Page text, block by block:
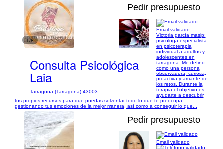
1/8
Pedir presupuesto
Consulta Psicológica
Laia
Tarragona (Tarragona) 43003
Email validado
Victoria garcía masip:
psicóloga especialista
en psicoterapia
individual a adultos y
adolescentes en
tarragona. Me defino
como una persona
observadora, curiosa,
proactiva y amante de
los retos. Durante la
terapia el objetivo es
ayudarte a descubrir
tus propios recursos para que puedas solventar todo lo que te preocupa,
gestionando tus emociones de la mejor manera, así como a conseguir lo que...
Pedir presupuesto
Email validado